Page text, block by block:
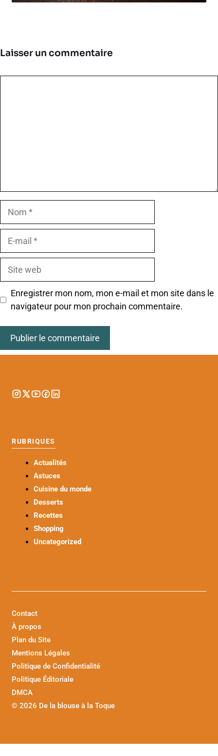
Laisser un commentaire
Nom
Site
Enregistrer mon nom, mon e-mail et mon site dans le
navigateur pour mon prochain commentaire.
RUBRIQUES
Actualités
Astuces
Cuisine du monde
Desserts
Recettes
Shopping
Uncategorized
© 2026 De la blouse à la Toque
Contact
À propos
Plan du Site
Mentions Légales
Politique de Confidentialité
Politique Éditoriale
DMCA